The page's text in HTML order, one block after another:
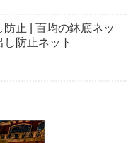
止 | 百均の鉢底ネッ
し防止ネット